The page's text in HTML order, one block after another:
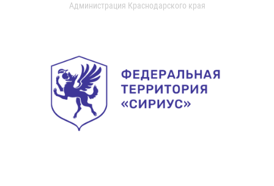
Администрация Краснодарского края